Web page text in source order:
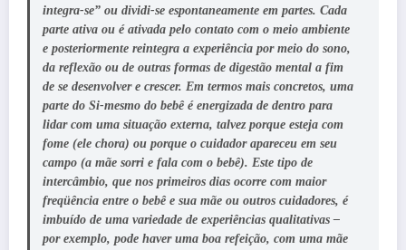
integra-se” ou dividi-se espontaneamente em partes. Cada
parte ativa ou é ativada pelo contato com o meio ambiente
e posteriormente reintegra a experiência por meio do sono,
da reflexão ou de outras formas de digestão mental a fim
de se desenvolver e crescer. Em termos mais concretos, uma
parte do Si-mesmo do bebê é energizada de dentro para
lidar com uma situação externa, talvez porque esteja com
fome (ele chora) ou porque o cuidador apareceu em seu
campo (a mãe sorri e fala com o bebê). Este tipo de
intercâmbio, que nos primeiros dias ocorre com maior
freqüência entre o bebê e sua mãe ou outros cuidadores, é
imbuído de uma variedade de experiências qualitativas –
por exemplo, pode haver uma boa refeição, com uma mãe